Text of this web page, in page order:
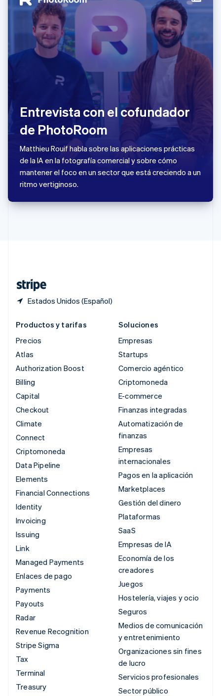
Entrevista con el cofundador
de PhotoRoom
Matthieu Rouif habla sobre las aplicaciones prácticas
de la IA en la fotografía comercial y sobre cómo
mantener el foco en un sector que está creciendo a un
ritmo vertiginoso.
Estados Unidos (Español)
México
EspañolEnglish
Noruega
English
Nueva Zelandia
English
Nederlands
Portugal
Português English
RAE de Hong Kong, China
简体中文
Reino Unido
English
República Checa
English
Rumania
Singapur
Productos y tarifas
Precios
Atlas
Authorization Boost
Billing
Capital
Checkout
Climate
Connect
Criptomoneda
Data Pipeline
Elements
Financial Connections
Identity
Invoicing
Issuing
Link
Managed Payments
Enlaces de pago
Payments
Payouts
Radar
Revenue Recognition
Stripe Sigma
Tax
Terminal
Treasury
Soluciones
Empresas
Startups
Comercio agéntico
Criptomoneda
E-commerce
Finanzas integradas
Automatización de
finanzas
Empresas
internacionales
Pagos en la aplicación
Marketplaces
Gestión del dinero
Plataformas
SaaS
Empresas de IA
Economía de los
creadores
Juegos
Hostelería, viajes y ocio
Seguros
Medios de comunicación
y entretenimiento
Organizaciones sin fines
de lucro
Servicios profesionales
Sector público